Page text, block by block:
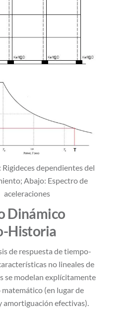
Rigideces dependientes del
Abajo: Espectro de
aceleraciones
Dinámico
Historia
de respuesta de tiempo-
no lineales de
se modelan explícitamente
matemático (en lugar de
amortiguación efectivas).